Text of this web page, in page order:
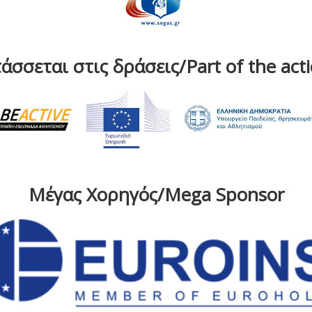
στις δράσεις/Part of the
Μέγας Χορηγός/Mega Sponsor